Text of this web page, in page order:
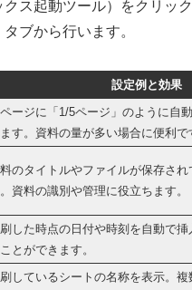
クス起動ツール）をクリッ
ブから行います。
設定例と効果
ージに「1/5ページ」のように自
す。資料の量が多い場合に便利で
のタイトルやファイルが保存さ
資料の識別や管理に役立ちます。
した時点の日付や時刻を自動で
とができます。
しているシートの名称を表示。